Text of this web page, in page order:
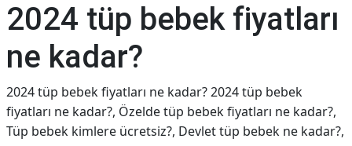
2024 tüp bebek fiyatları
ne kadar?
2024 tüp bebek fiyatları ne kadar? 2024 tüp bebek
fiyatları ne kadar?, Özelde tüp bebek fiyatları ne kadar?,
Tüp bebek kimlere ücretsiz?, Devlet tüp bebek ne kadar?,